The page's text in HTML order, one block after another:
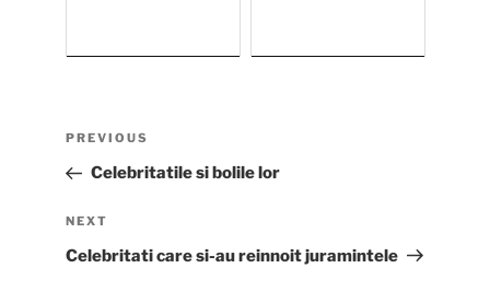
Previous
Post
PREVIOUS
Celebritatile si bolile lor
Next
Post
NEXT
Celebritati care si-au reinnoit juramintele